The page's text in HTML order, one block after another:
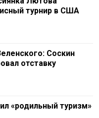
турнир в США
Соскин
отставку
«родильный туризм»